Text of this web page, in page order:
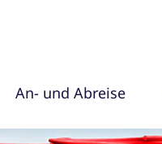
An- und Abreise